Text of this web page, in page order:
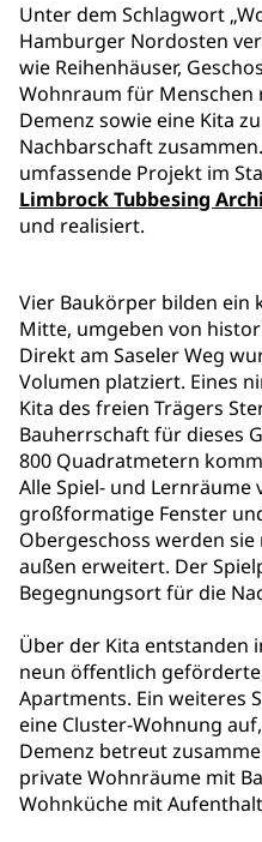
Unter dem Schlagwort
Hamburger Nordosten
wie Reihenhäuser,
Wohnraum für
Demenz sowie eine Kita
Nachbarschaft
umfassende Projekt im
Limbrock Tubbesing
und realisiert.
Vier Baukörper bilden
Mitte, umgeben von
Direkt am Saseler Weg
Volumen platziert. Eines
Kita des freien Trägers
Bauherrschaft für dieses
800 Quadratmetern
Alle Spiel- und
großformatige Fenster
Obergeschoss werden
außen erweitert. Der
Begegnungsort für die
Über der Kita entstanden
neun öffentlich
Apartments. Ein weiteres
eine Cluster-Wohnung
Demenz betreut
private Wohnräume mit
Wohnküche mit